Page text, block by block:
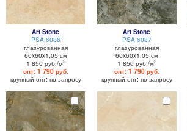
Art Stone
PSA 6086
глазурованная
60x60x1,05 см
1 850 руб./м2
опт: 1 790 руб.
крупный опт: по запросу
Art Stone
PSA 6087
глазурованная
60x60x1,05 см
1 850 руб./м2
опт: 1 790 руб.
крупный опт: по запросу